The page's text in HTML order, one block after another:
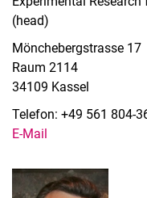
(head)
Mönchebergstrasse 17
Raum 2114
34109 Kassel
Telefon: +49 561 804-
E-Mail